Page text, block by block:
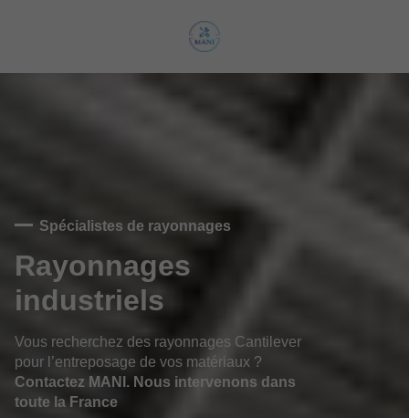
Spécialistes de rayonnages
Rayonnages
industriels
Vous recherchez des rayonnages Cantilever
pour l’entreposage de vos matériaux ?
Contactez MANI. Nous intervenons dans
toute la France